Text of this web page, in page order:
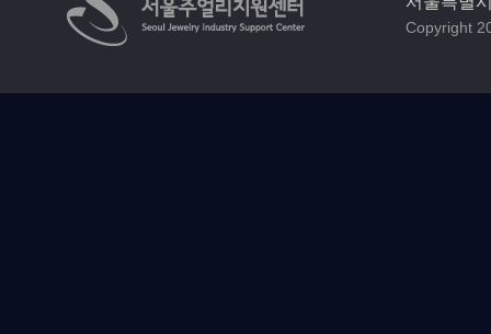
Copyright